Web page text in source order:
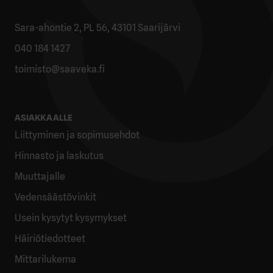
Sara-ahontie 2, PL 56, 43101 Saarijärvi
040 184 1427
toimisto@saaveka.fi
ASIAKKAALLE
Liittyminen ja sopimusehdot
Hinnasto ja laskutus
Muuttajalle
Vedensäästövinkit
Usein kysytyt kysymykset
Häiriötiedotteet
Mittarilukema